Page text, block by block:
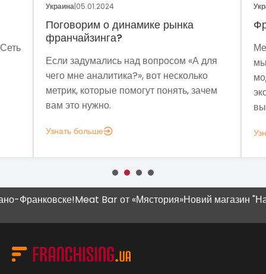
Украина|05.01.2024
Поговорим о динамике рынка
франчайзинга?
Если задумались над вопросом «А для
чего мне аналитика?», вот несколько
метрик, которые помогут понять, зачем
вам это нужно.
Узнать больше
Франковске!Meat Bar от «Мястория»Новий магазин "Наш